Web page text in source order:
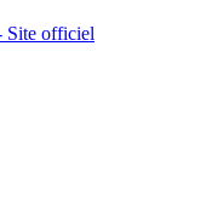
Site officiel